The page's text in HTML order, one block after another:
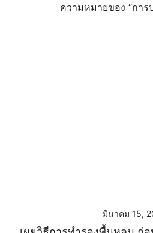
ความหมายของ “กา
มีนาคม 15,